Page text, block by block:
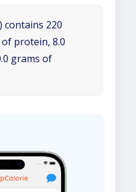
contains 220
protein, 8.0
grams of